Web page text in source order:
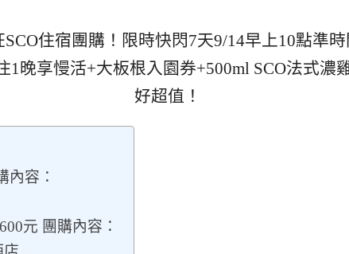
SCO住宿團購！限時快閃7天9/14早上10點準時
1晚享慢活+大板根入園券+500ml SCO法式濃
好超值！
內容：
元 團購內容：